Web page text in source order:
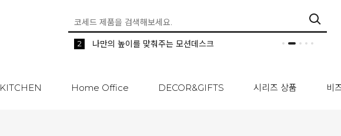
5 생활 속 편리한 이동식 사이드 테이블 시리즈
1 공간분리 인테리어의 시작 파티션
2 나만의 높이를 맞춰주는 모션데스크
KITCHEN Home Office DECOR&GIFTS 시리즈 상품 비